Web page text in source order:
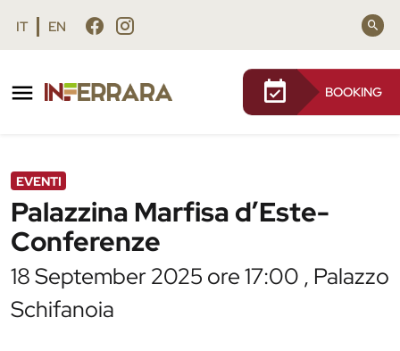
Vai al contenuto principale
Vai al footer
IT EN
BOOKING
Palazzina Marfisa d’Este- Conferenze
EVENTI
Palazzina Marfisa d’Este-
Conferenze
18 September 2025 ore 17:00 , Palazzo
Schifanoia